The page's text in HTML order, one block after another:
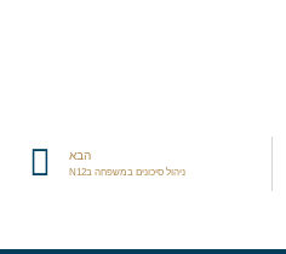
הבא
ניהול סיכונים במשפחה בN12